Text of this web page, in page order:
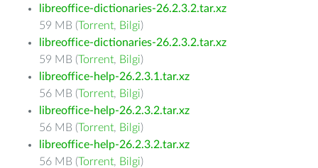
libreoffice-dictionaries-26.2.3.2.tar.xz
59 MB (Torrent, Bilgi)
libreoffice-dictionaries-26.2.3.2.tar.xz
59 MB (Torrent, Bilgi)
libreoffice-help-26.2.3.1.tar.xz
56 MB (Torrent, Bilgi)
libreoffice-help-26.2.3.2.tar.xz
56 MB (Torrent, Bilgi)
libreoffice-help-26.2.3.2.tar.xz
56 MB (Torrent, Bilgi)